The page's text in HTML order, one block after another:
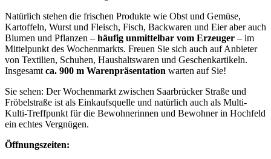
Natürlich stehen die frischen Produkte wie Obst und Gemüse,
Kartoffeln, Wurst und Fleisch, Fisch, Backwaren und Eier aber auch
Blumen und Pflanzen – häufig unmittelbar vom Erzeuger – im
Mittelpunkt des Wochenmarkts. Freuen Sie sich auch auf Anbieter
von Textilien, Schuhen, Haushaltswaren und Geschenkartikeln.
Insgesamt ca. 900 m Warenpräsentation warten auf Sie!
Sie sehen: Der Wochenmarkt zwischen Saarbrücker Straße und
Fröbelstraße ist als Einkaufsquelle und natürlich auch als Multi-
Kulti-Treffpunkt für die Bewohnerinnen und Bewohner in Hochfeld
ein echtes Vergnügen.
Öffnungszeiten: